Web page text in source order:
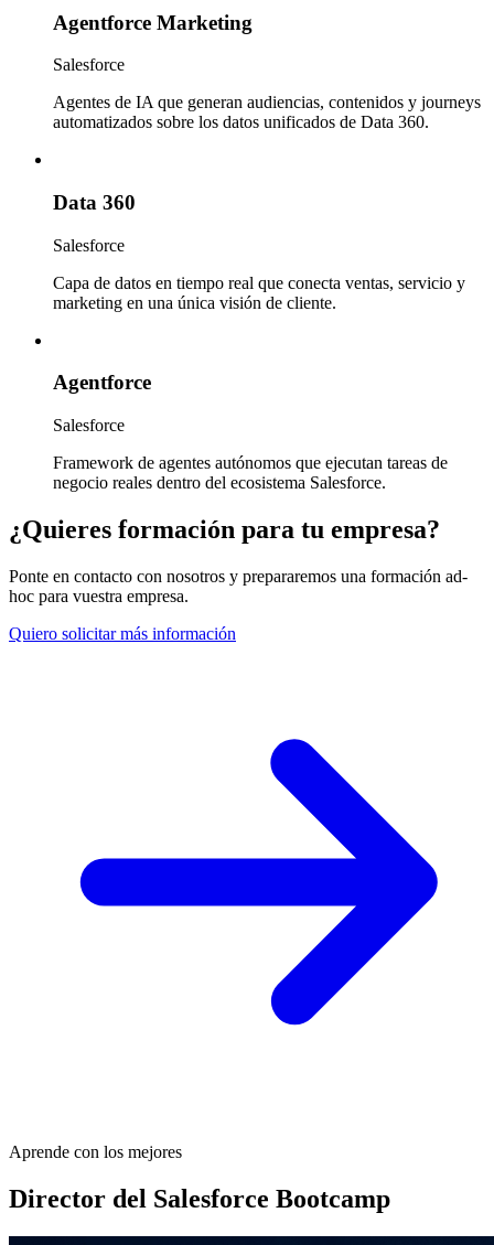
Agentforce Marketing
Salesforce
Agentes de IA que generan audiencias, contenidos y journeys
automatizados sobre los datos unificados de Data 360.
Data 360
Salesforce
Capa de datos en tiempo real que conecta ventas, servicio y
marketing en una única visión de cliente.
Agentforce
Salesforce
Framework de agentes autónomos que ejecutan tareas de
negocio reales dentro del ecosistema Salesforce.
¿Quieres formación para tu empresa?
Ponte en contacto con nosotros y prepararemos una formación ad-
hoc para vuestra empresa.
Quiero solicitar más información
Aprende con los mejores
Director del Salesforce Bootcamp